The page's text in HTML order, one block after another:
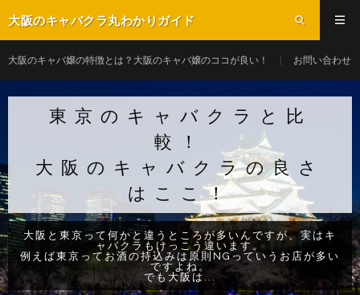
大阪のキャバクラ丸わかりガイド
大阪のキャバ嬢の特徴とは？大阪のキャバ嬢のココが良い！ お問い合わせ
東京のキャバクラと比
較！
大阪のキャバクラの良さ
はここ！
大阪と東京って何かと違うところが多いんですが、実はキ
ャバクラもけっこう違います。
例えば東京ってお酒の持込みは原則NGっていうお店が多い
ですよね。
でも大阪は...